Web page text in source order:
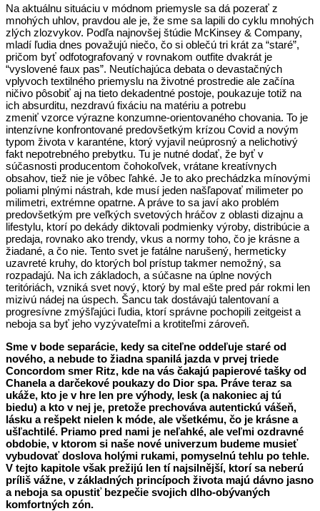
Na aktuálnu situáciu v módnom priemysle sa dá pozerať z
mnohých uhlov, pravdou ale je, že sme sa lapili do cyklu mnohých
zlých zlozvykov. Podľa najnovšej štúdie McKinsey & Company,
mladí ľudia dnes považujú niečo, čo si oblečú tri krát za “staré”,
pričom byť odfotografovaný v rovnakom outfite dvakrát je
“vyslovené faux pas”. Neutíchajúca debata o devastačných
vplyvoch textilného priemyslu na životné prostredie ale začína
ničivo pôsobiť aj na tieto dekadentné postoje, poukazuje totiž na
ich absurditu, nezdravú fixáciu na matériu a potrebu
zmeniť vzorce výrazne konzumne-orientovaného chovania. To je
intenzívne konfrontované predovšetkým krízou Covid a novým
typom života v karanténe, ktorý vyjavil neúprosný a nelichotivý
fakt nepotrebného prebytku. Tu je nutné dodať, že byť v
súčasnosti producentom čohokoľvek, vrátane kreatívnych
obsahov, tiež nie je vôbec ľahké. Je to ako prechádzka mínovými
poliami plnými nástrah, kde musí jeden našľapovať milimeter po
milimetri, extrémne opatrne. A práve to sa javí ako problém
predovšetkým pre veľkých svetových hráčov z oblasti dizajnu a
lifestylu, ktorí po dekády diktovali podmienky výroby, distribúcie a
predaja, rovnako ako trendy, vkus a normy toho, čo je krásne a
žiadané, a čo nie. Tento svet je fatálne narušený, hermeticky
uzavreté kruhy, do ktorých bol prístup takmer nemožný, sa
rozpadajú. Na ich základoch, a súčasne na úplne nových
teritóriách, vzniká svet nový, ktorý by mal ešte pred pár rokmi len
mizivú nádej na úspech. Šancu tak dostávajú talentovaní a
progresívne zmýšľajúci ľudia, ktorí správne pochopili zeitgeist a
neboja sa byť jeho vyzývateľmi a krotiteľmi zároveň.
Sme v bode separácie, kedy sa citeľne oddeľuje staré od
nového, a nebude to žiadna spanilá jazda v prvej triede
Concordom smer Ritz, kde na vás čakajú papierové tašky od
Chanela a darčekové poukazy do Dior spa. Práve teraz sa
ukáže, kto je v hre len pre výhody, lesk (a nakoniec aj tú
biedu) a kto v nej je, pretože prechováva autentickú vášeň,
lásku a rešpekt nielen k móde, ale všetkému, čo je krásne a
ušľachtilé. Priamo pred nami je neľahké, ale veľmi ozdravné
obdobie, v ktorom si naše nové univerzum budeme musieť
vybudovať doslova holými rukami, pomyselnú tehlu po tehle.
V tejto kapitole však prežijú len tí najsilnější, ktorí sa neberú
príliš vážne, v základných princípoch života majú dávno jasno
a neboja sa opustiť bezpečie svojich dlho-obývaných
komfortných zón.